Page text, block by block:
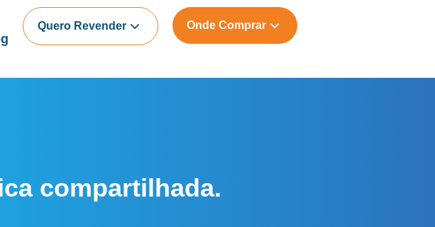
Quero Revender Onde Comprar
compartilhada.